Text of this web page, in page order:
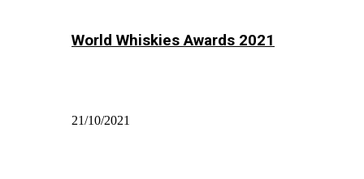
World Whiskies Awards 2021
21/10/2021